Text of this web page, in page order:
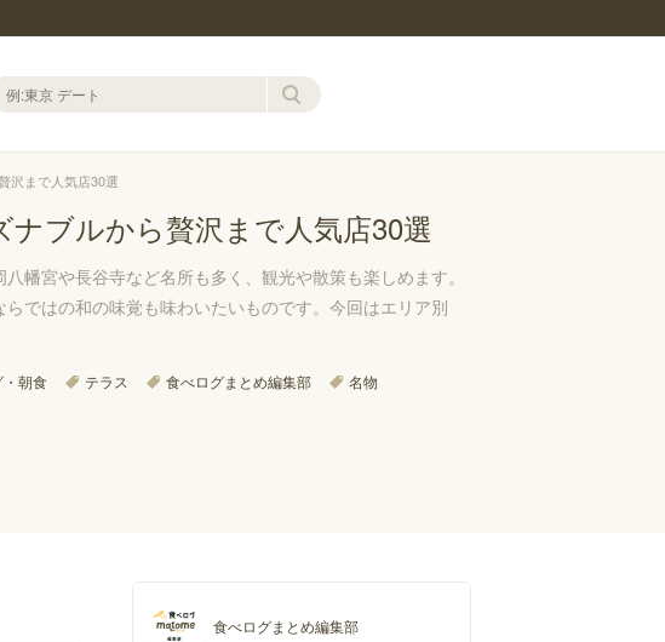
沢まで人気店30選
ブルから贅沢まで人気店30選
幡宮や長谷寺など名所も多く、観光や散策も楽しめます。
ではの和の味覚も味わいたいものです。今回はエリア別
・朝食 テラス 食べログまとめ編集部
名物
食べログまとめ編集部